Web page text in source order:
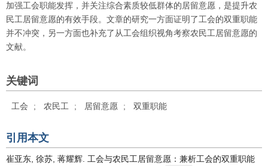
加强工会职能发挥，并关注综合素质较低群体的居留意愿，是提升农
民工居留意愿的有效手段。文章的研究一方面证明了工会的双重职能
并不冲突，另一方面也补充了从工会组织视角考察农民工居留意愿的
文献。
关键词
工会 ; 农民工 ; 居留意愿 ; 双重职能
引用本文
崔亚东, 徐苏, 蒋耀辉. 工会与农民工居留意愿：兼析工会的双重职能